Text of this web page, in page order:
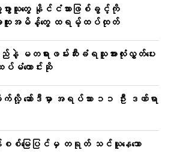
ဖွားသူတွေ နိုင်ငံသားဖြစ်ခွင့်ကို
းအမိန့်တွေ ထရမ့်ထပ်ထုတ်
ည်နဲ့ မတရားဖမ်းဆီးခံရသူအားလုံးလွှတ်ပေး
မံတောင်းဆို
ဆော်ဒီမှာ အရပ်သား ၁၁ ဦး ဒဏ်ရာ
စစ်မြေပြင်မှ တရုတ် သင်ယူနေသော